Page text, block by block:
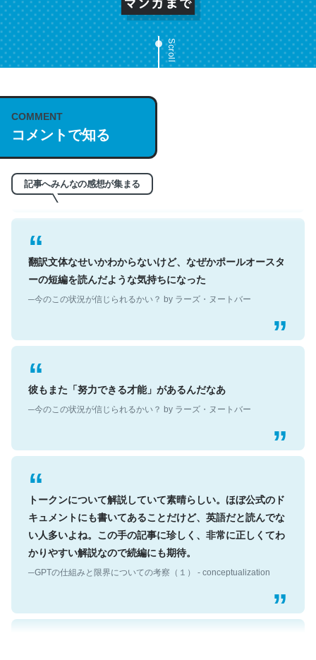
Scroll
COMMENT
コメントで知る
記事へみんなの感想が集まる
う。英語少しでも読める人は原文もお勧め。自分はこの流
れ好き。Let’s Fucking Go. Then Covid hit. Shit.
翻訳文体なせいかわからないけど、なぜかポールオースタ
ーの短編を読んだような気持ちになった
彼もまた「努力できる才能」があるんだなあ
トークンについて解説していて素晴らしい。ほぼ公式のド
キュメントにも書いてあることだけど、英語だと読んでな
い人多いよね。この手の記事に珍しく、非常に正しくてわ
かりやすい解説なので続編にも期待。